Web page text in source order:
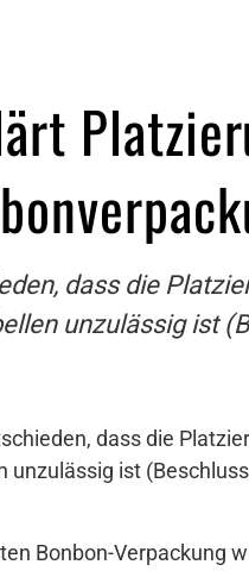
dass die
unzulässig ist
dass die
unzulässig ist
Bonbon-Verpackung